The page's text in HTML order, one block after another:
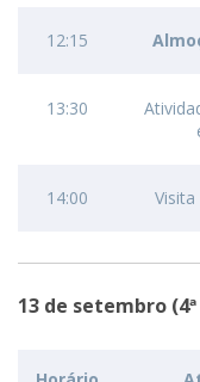
12:15
13:30
14:00
13 de setembro